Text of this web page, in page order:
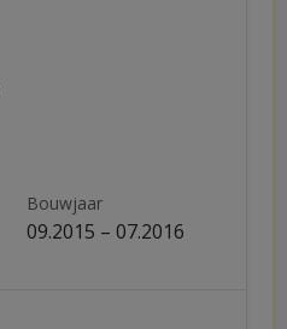
Bouwjaar
09.2015 – 07.2016